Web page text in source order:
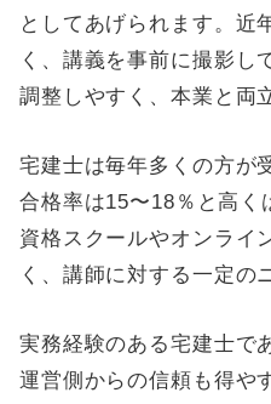
としてあげられます。近
く、講義を事前に撮影し
調整しやすく、本業と両
宅建士は毎年多くの方が
合格率は15〜18％と高く
資格スクールやオンライ
く、講師に対する一定の
実務経験のある宅建士で
運営側からの信頼も得や